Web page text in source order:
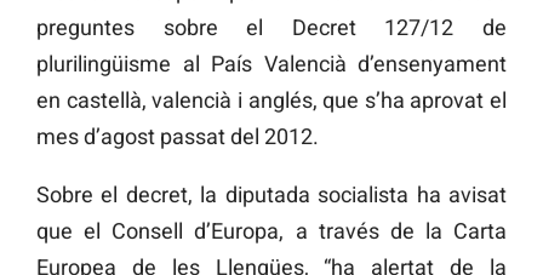
preguntes sobre el Decret 127/12 de
plurilingüisme al País Valencià d’ensenyament
en castellà, valencià i anglés, que s’ha aprovat el
mes d’agost passat del 2012.
Sobre el decret, la diputada socialista ha avisat
que el Consell d’Europa, a través de la Carta
Europea de les Llengües, “ha alertat de la